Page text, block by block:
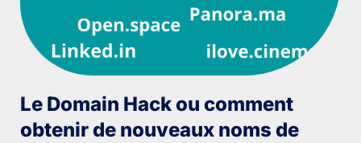
Le Domain Hack ou comment
obtenir de nouveaux noms de